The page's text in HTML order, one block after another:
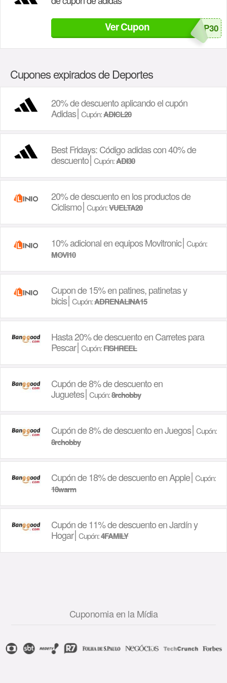
Ver Cupon SHOP30
Cupones expirados de Deportes
20% de descuento aplicando el cupón
Adidas Cupón:ADICL20
Best Fridays: Código adidas con 40% de
descuento Cupón:ADI30
20% de descuento en los productos de
Ciclismo Cupón:VUELTA20
10% adicional en equipos Movitronic Cupón:
MOVI10
Cupon de 15% en patines, patinetas y
bicis Cupón:ADRENALINA15
Hasta 20% de descuento en Carretes para
Pescar Cupón:FISHREEL
Cupón de 8% de descuento en
Juguetes Cupón:8rchobby
Cupón de 8% de descuento en Juegos Cupón:
8rchobby
Cupón de 18% de descuento en Apple Cupón:
18warm
Cupón de 11% de descuento en Jardín y
Hogar Cupón:4FAMILY
Cuponomia en la Mídia